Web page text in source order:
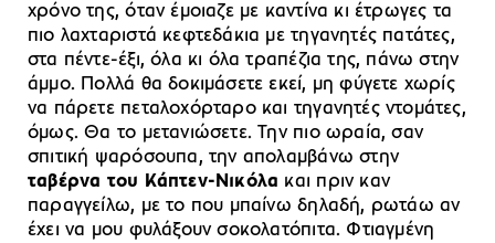
χρόνο της, όταν έμοιαζε με καντίνα κι έτρωγες τα
πιο λαχταριστά κεφτεδάκια με τηγανητές πατάτες,
στα πέντε-έξι, όλα κι όλα τραπέζια της, πάνω στην
άμμο. Πολλά θα δοκιμάσετε εκεί, μη φύγετε χωρίς
να πάρετε πεταλοχόρταρο και τηγανητές ντομάτες,
όμως. Θα το μετανιώσετε. Την πιο ωραία, σαν
σπιτική ψαρόσουπα, την απολαμβάνω στην
ταβέρνα του Κάπτεν-Νικόλα και πριν καν
παραγγείλω, με το που μπαίνω δηλαδή, ρωτάω αν
έχει να μου φυλάξουν σοκολατόπιτα. Φτιαγμένη